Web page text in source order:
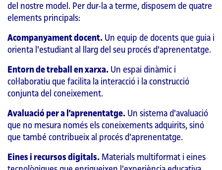
del nostre model. Per dur-la a terme, disposem de quatre
elements principals:
Acompanyament docent. Un equip de docents que guia i
orienta l'estudiant al llarg del seu procés d'aprenentatge.
Entorn de treball en xarxa. Un espai dinàmic i
col·laboratiu que facilita la interacció i la construcció
conjunta del coneixement.
Avaluació per a l'aprenentatge. Un sistema d'avaluació
que no mesura només els coneixements adquirits, sinó
que també contribueix al procés d'aprenentatge.
Eines i recursos digitals. Materials multiformat i eines